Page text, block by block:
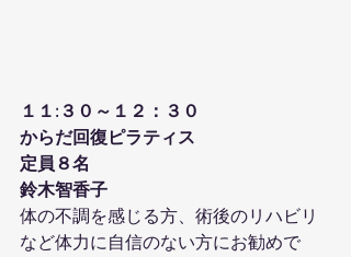
１１:３０～１２：３０
からだ回復ピラティス
定員８名
鈴木智香子
体の不調を感じる方、術後のリハビリ
など体力に自信のない方にお勧めで